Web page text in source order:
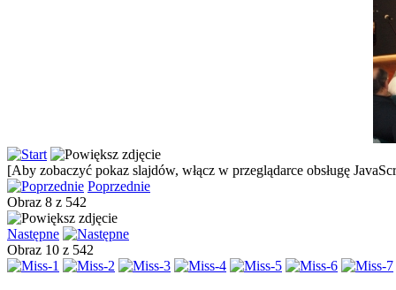
[Aby zobaczyć pokaz slajdów, włącz w przeglądarce obsługę
Poprzednie
Obraz 8 z 542
Następne
Obraz 10 z 542